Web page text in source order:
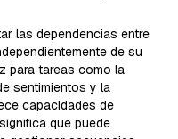
las dependencias entre
de su
para tareas como la
sentimientos y la
capacidades de
que puede